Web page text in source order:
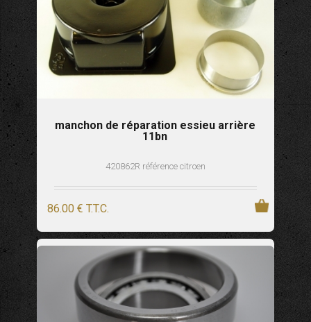
manchon de réparation essieu arrière
11bn
420862R référence citroen
86.00 € T.T.C.